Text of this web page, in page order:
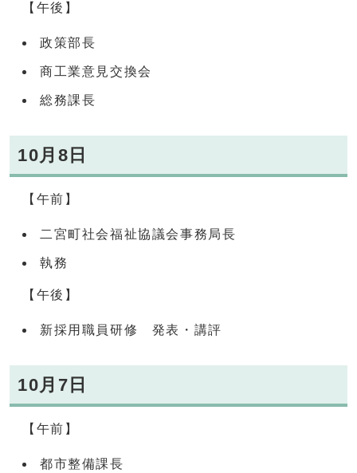
【午後】
政策部長
商工業意見交換会
総務課長
10月8日
【午前】
二宮町社会福祉協議会事務局長
執務
【午後】
新採用職員研修 発表・講評
10月7日
【午前】
都市整備課長